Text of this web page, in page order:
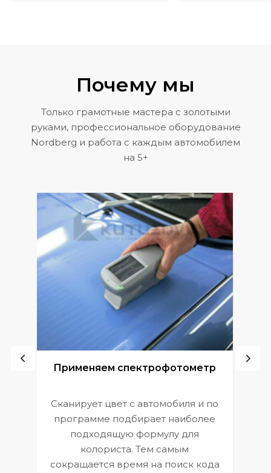
Почему мы
Только грамотные мастера с золотыми
руками, профессиональное оборудование
Nordberg и работа с каждым автомобилем
на 5+
Применяем спектрофотометр
Сканирует цвет с автомобиля и по
программе подбирает наиболее
подходящую формулу для
колориста. Тем самым
сокращается время на поиск кода